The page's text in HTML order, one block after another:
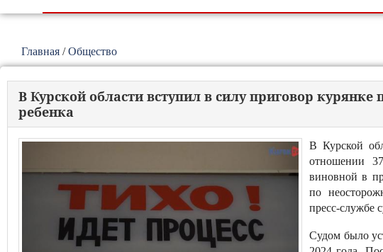
Главная /Общество
В Курской области вступил в силу приговор курянке
ребенка
В Курской
отношении
виновной в
по
пресс-службе
Судом было